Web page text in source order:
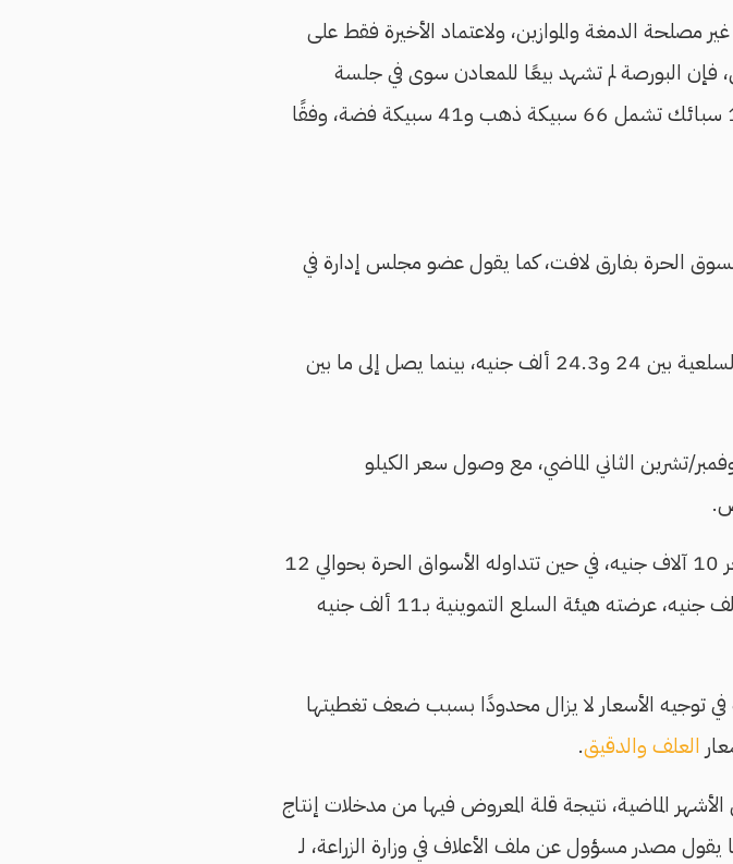
مصلحة الدمغة والموازين، ولاعتماد الأخيرة فقط على
فإن البورصة لم تشهد بيعًا للمعادن سوى في جلسة
واحدة 14 نوفمبر الماضي، حيث طرحت الهيئة فيها 107 سبائك تشمل 66 سبيكة ذهب و41 سبيكة فضة، وفقًا
الحرة بفارق لافت، كما يقول عضو مجلس إدارة في
وحسب المصدر فإن سعر طن السكر يتراوح في البورصة السلعية بين 24 و24.3 ألف جنيه، بينما يصل إلى ما بين
تشرين الثاني الماضي، مع وصول سعر الكيلو
كذلك تطرح البورصة طن القمح المستورد من روسيا بسعر 10 آلاف جنيه، في حين تتداوله الأسواق الحرة بحوالي 12
ألف جنيه، وعندما ارتفع بالأسواق مؤخرًا إلى 13 و14 ألف جنيه، عرضته هيئة السلع التموينية بـ11 ألف جنيه
في توجيه الأسعار لا يزال محدودًا بسبب ضعف تغطيتها
العلف والدقيق.
الماضية، نتيجة قلة المعروض فيها من مدخلات إنتاج
مصدر مسؤول عن ملف الأعلاف في وزارة الزراعة، لـ